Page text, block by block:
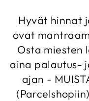
Hyvät hinnat
ovat
Osta miesten
aina palautus-
ajan -